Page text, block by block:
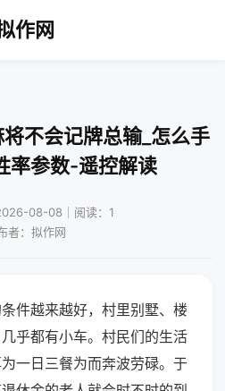
作网
不会记牌总输_怎么手
率参数-遥控解读
08-08｜阅读：1
者：拟作网
件越来越好，村里别墅、楼
乎都有小车。村民们的生活
一日三餐为而奔波劳碌。于